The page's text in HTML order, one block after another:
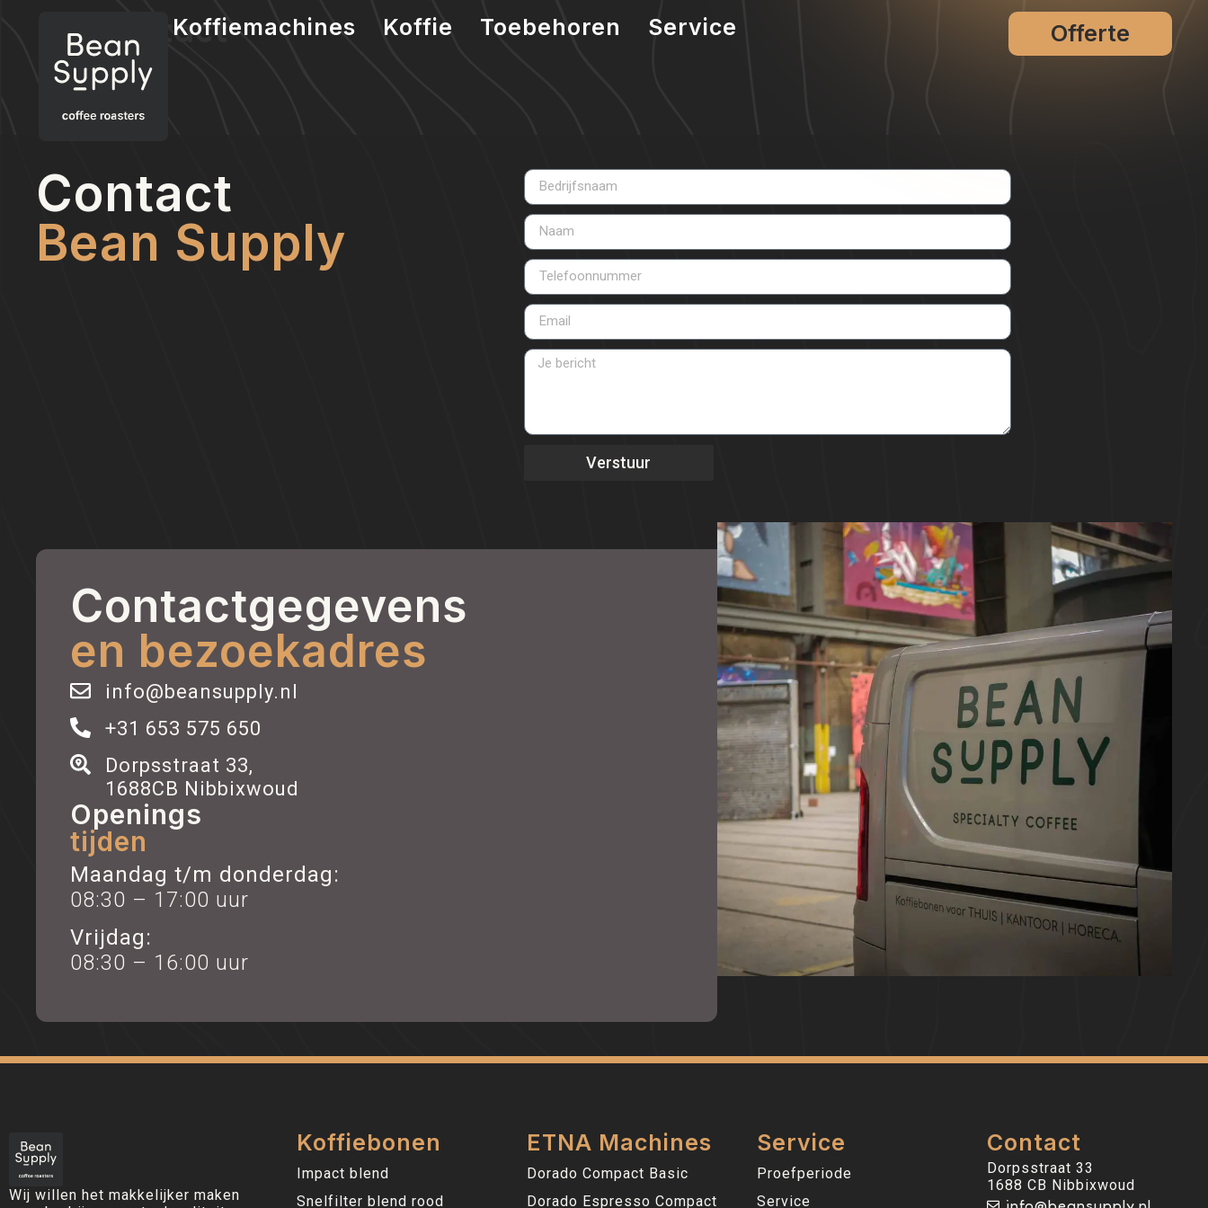
Koffiemachines Koffie Toebehoren Service Offerte
Contact
Contact
Bean Supply
Verstuur
Contactgegevens
en bezoekadres
info@beansupply.nl
+31 653 575 650
Dorpsstraat 33,
1688CB Nibbixwoud
Openings
tijden
Maandag t/m donderdag:
08:30 – 17:00 uur
Vrijdag:
08:30 – 16:00 uur
Wij willen het makkelijker maken
Koffiebonen
Impact blend
Snelfilter blend rood
ETNA Machines
Dorado Compact Basic
Dorado Espresso Compact
Service
Proefperiode
Service
Contact
Dorpsstraat 33
1688 CB Nibbixwoud